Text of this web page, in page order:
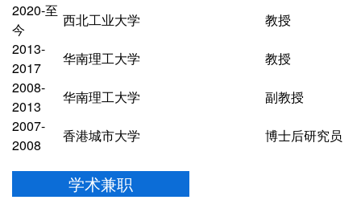
2020-至
今
西北工业大学
教授
2013-
2017
华南理工大学
教授
2008-
2013
华南理工大学
副教授
2007-
2008
香港城市大学 博士后研究员
学术兼职